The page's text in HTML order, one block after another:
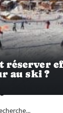
réserver
au ski ?